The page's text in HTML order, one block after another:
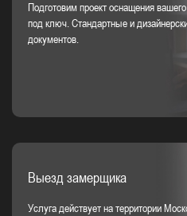
Подготовим проект оснащения
под ключ. Стандартные и
документов.
Выезд замерщика
Услуга действует на территории